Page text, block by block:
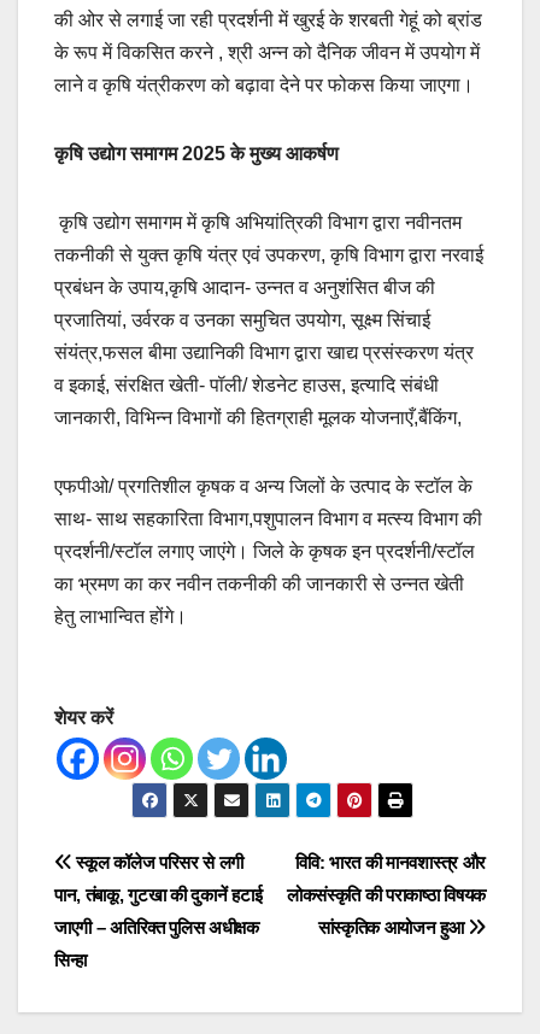
की ओर से लगाई जा रही प्रदर्शनी में खुरई के शरबती गेहूं को ब्रांड
के रूप में विकसित करने , श्री अन्न को दैनिक जीवन में उपयोग में
लाने व कृषि यंत्रीकरण को बढ़ावा देने पर फोकस किया जाएगा।
कृषि उद्योग समागम 2025 के मुख्य आकर्षण
कृषि उद्योग समागम में कृषि अभियांत्रिकी विभाग द्वारा नवीनतम
तकनीकी से युक्त कृषि यंत्र एवं उपकरण, कृषि विभाग द्वारा नरवाई
प्रबंधन के उपाय,कृषि आदान- उन्नत व अनुशंसित बीज की
प्रजातियां, उर्वरक व उनका समुचित उपयोग, सूक्ष्म सिंचाई
संयंत्र,फसल बीमा उद्यानिकी विभाग द्वारा खाद्य प्रसंस्करण यंत्र
व इकाई, संरक्षित खेती- पॉली/ शेडनेट हाउस, इत्यादि संबंधी
जानकारी, विभिन्न विभागों की हितग्राही मूलक योजनाएँ,बैंकिंग,
एफपीओ/ प्रगतिशील कृषक व अन्य जिलों के उत्पाद के स्टॉल के
साथ- साथ सहकारिता विभाग,पशुपालन विभाग व मत्स्य विभाग की
प्रदर्शनी/स्टॉल लगाए जाएंगे। जिले के कृषक इन प्रदर्शनी/स्टॉल
का भ्रमण का कर नवीन तकनीकी की जानकारी से उन्नत खेती
हेतु लाभान्वित होंगे।
शेयर करें
Post
navigation
विवि: भारत की मानवशास्त्र और
लोकसंस्कृति की पराकाष्ठा विषयक
सांस्कृतिक आयोजन हुआ
स्कूल कॉलेज परिसर से लगी
पान, तंबाकू, गुटखा की दुकानें हटाई
जाएगी – अतिरिक्त पुलिस अधीक्षक
सिन्हा